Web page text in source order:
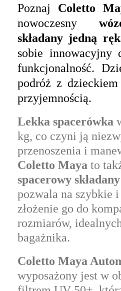
Poznaj Coletto
nowoczesny
składany jedną
sobie innowacyjny
funkcjonalność.
podróż z
przyjemnością.
Lekka spacerówka
kg, co czyni ją
przenoszenia i
Coletto Maya to
spacerowy
pozwala na szybkie
złożenie go do
rozmiarów,
bagażnika.
Coletto Maya
wyposażony jest w